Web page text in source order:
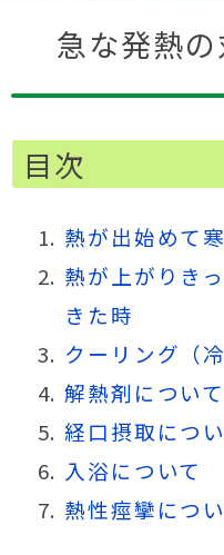
急な発熱
目次
熱が出始めて
熱が上がりき
きた時
クーリング（
解熱剤について
経口摂取につ
入浴について
熱性痙攣につ